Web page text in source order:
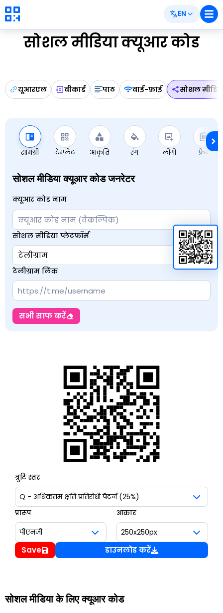
EN
सोशल मीडिया क्यूआर कोड
यूआरएल वीकार्ड पाठ वाई-फ़ाई सोशल
सामग्री टेम्प्लेट आकृति रंग लोगो फ़्रेम
सोशल मीडिया क्यूआर कोड जनरेटर
क्यूआर कोड नाम
सोशल मीडिया प्लेटफ़ॉर्म
टेलीग्राम लिंक
सभी साफ करें
त्रुटि स्तर
प्रारूप आकार
Save डाउनलोड करें
सोशल मीडिया के लिए क्यूआर कोड